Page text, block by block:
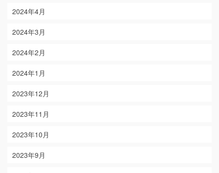
2024年4月
2024年3月
2024年2月
2024年1月
2023年12月
2023年11月
2023年10月
2023年9月